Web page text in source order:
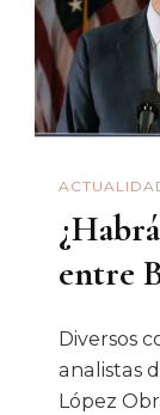
entre
Diversos
analistas
López